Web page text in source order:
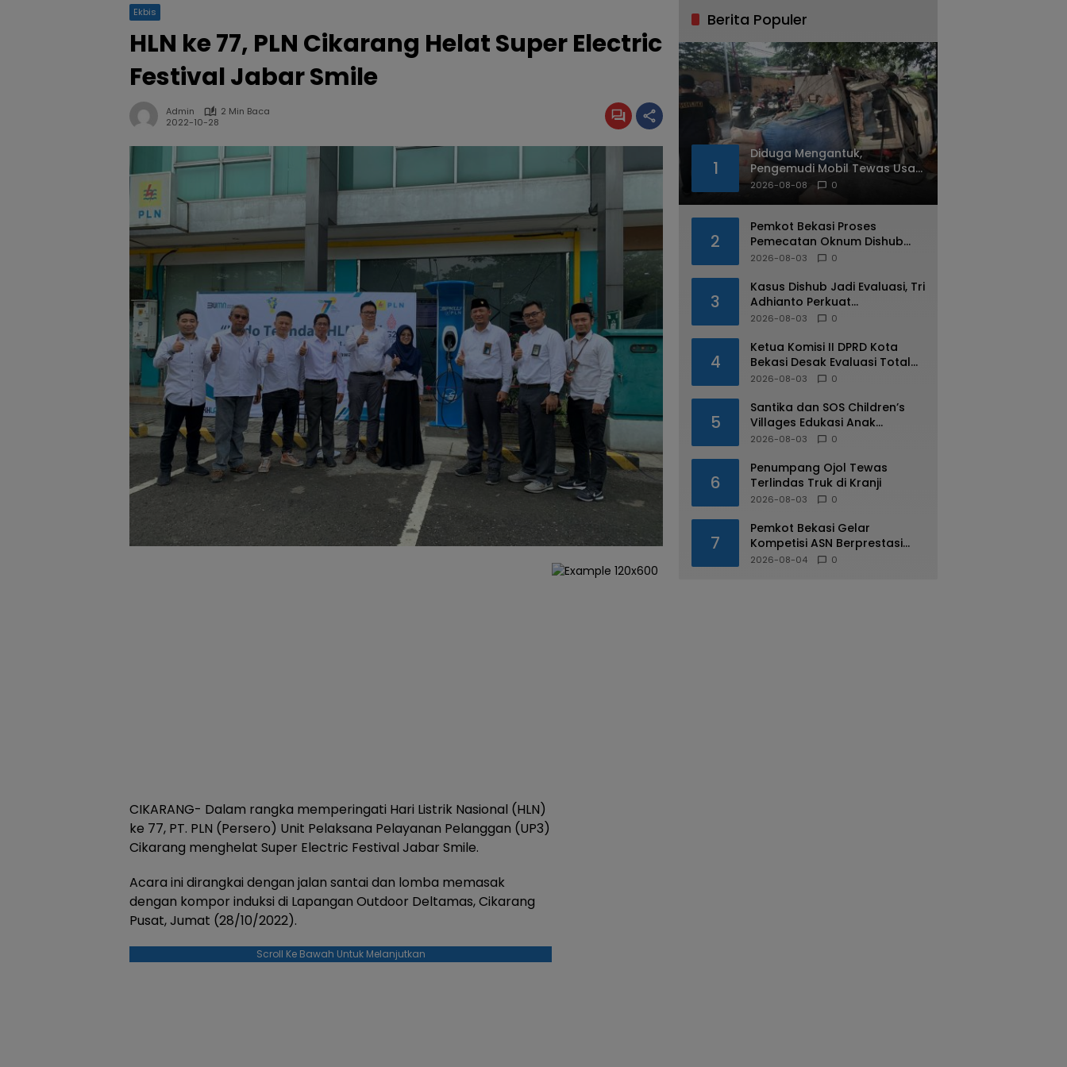
Ekbis
HLN ke 77, PLN Cikarang Helat Super Electric
Festival Jabar Smile
Admin
2 Min Baca
2022-10-28
CIKARANG- Dalam rangka memperingati Hari Listrik Nasional (HLN)
ke 77, PT. PLN (Persero) Unit Pelaksana Pelayanan Pelanggan (UP3)
Cikarang menghelat Super Electric Festival Jabar Smile.
Acara ini dirangkai dengan jalan santai dan lomba memasak
dengan kompor induksi di Lapangan Outdoor Deltamas, Cikarang
Pusat, Jumat (28/10/2022).
Scroll Ke Bawah Untuk Melanjutkan
Berita Populer
1
Diduga Mengantuk,
Pengemudi Mobil Tewas Usai
Tabrak Pohon di Jatiasih
2026-08-08 0
2
Pemkot Bekasi Proses
Pemecatan Oknum Dishub
Yang Diduga Lakukan Pungli
2026-08-03 0
3
Kasus Dishub Jadi Evaluasi, Tri
Adhianto Perkuat
Pengawasan Aparatur
2026-08-03 0
4
Ketua Komisi II DPRD Kota
Bekasi Desak Evaluasi Total
Usai Dugaan Pungli Oknum
2026-08-03 0
5
Santika dan SOS Children’s
Villages Edukasi Anak
Mengenal Industri Perhotelan
2026-08-03 0
6
Penumpang Ojol Tewas
Terlindas Truk di Kranji
2026-08-03 0
7
Pemkot Bekasi Gelar
Kompetisi ASN Berprestasi
pada HUT RI ke-81
2026-08-04 0